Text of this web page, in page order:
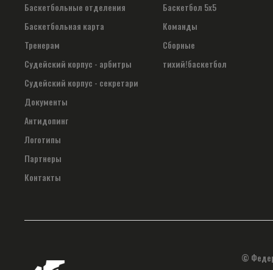
Баскетбольные отделения
Баскетбольная карта
Тренерам
Судейский корпус - арбитры
Судейский корпус - секретари
Документы
Антидопинг
Логотипы
Партнеры
Контакты
Баскетбол 5х5
Команды
Сборные
тихий!баскетбол
©